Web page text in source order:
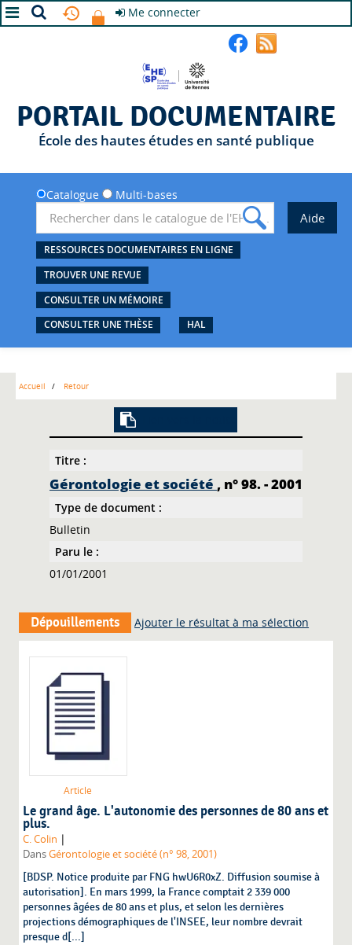
Me connecter
PORTAIL DOCUMENTAIRE
École des hautes études en santé publique
Catalogue Multi-bases
RESSOURCES DOCUMENTAIRES EN LIGNE
TROUVER UNE REVUE
CONSULTER UN MÉMOIRE
CONSULTER UNE THÈSE
HAL
Accueil Retour
Titre :
Gérontologie et société , n° 98. - 2001
Type de document :
Bulletin
Paru le :
01/01/2001
Dépouillements Ajouter le résultat à ma sélection
Article
Le grand âge. L'autonomie des personnes de 80 ans et
plus.
C. Colin |
DansGérontologie et société (n° 98, 2001)
[BDSP. Notice produite par FNG hwU6R0xZ. Diffusion soumise à
autorisation]. En mars 1999, la France comptait 2 339 000
personnes âgées de 80 ans et plus, et selon les dernières
projections démographiques de l'INSEE, leur nombre devrait
presque d[...]